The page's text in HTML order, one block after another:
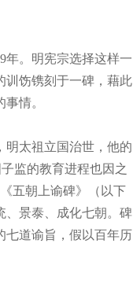
。明宪宗选择这样一
训饬镌刻于一碑，藉此
情。
太祖立国治世，他的
监的教育进程也因之
五朝上谕碑》（以下
、景泰、成化七朝。碑
七道谕旨，假以百年历